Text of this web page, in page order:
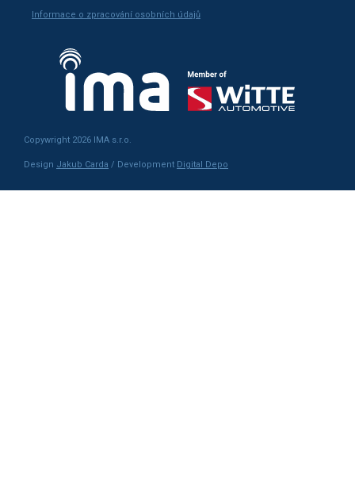
Copywright 2026 IMA s.r.o.
Design Jakub Carda / Development Digital Depo
Informace o zpracování osobních údajů